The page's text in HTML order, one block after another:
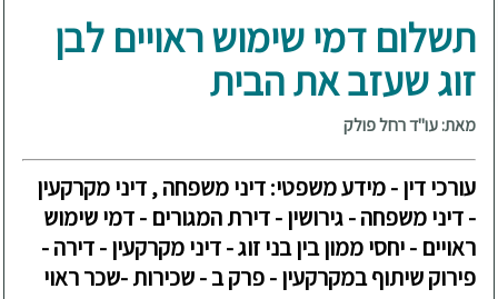
תשלום דמי שימוש ראויים לבן
זוג שעזב את הבית
מאת: עו"ד רחל פולק
עורכי דין - מידע משפטי: דיני משפחה , דיני מקרקעין
- דיני משפחה - גירושין - דירת המגורים - דמי שימוש
ראויים - יחסי ממון בין בני זוג - דיני מקרקעין - דירה -
פירוק שיתוף במקרקעין - פרק ב - שכירות -שכר ראוי